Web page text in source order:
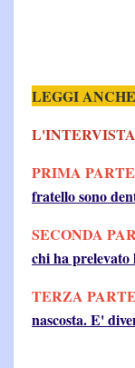
LEGGI
L'INTERVISTA
PRIMA
fratello sono
SECONDA
chi ha prelevato
TERZA
nascosta. E'